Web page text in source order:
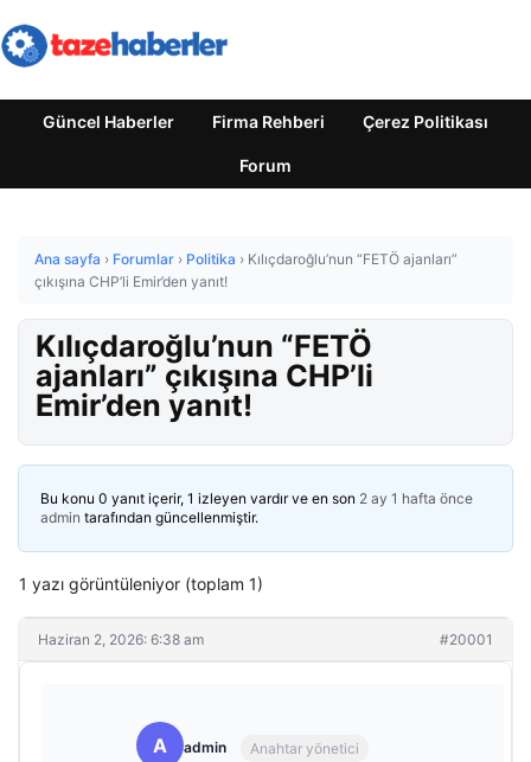
Güncel Haberler Firma Rehberi Çerez Politikası
Forum
Ana sayfa › Forumlar › Politika › Kılıçdaroğlu’nun “FETÖ ajanları”
çıkışına CHP’li Emir’den yanıt!
Kılıçdaroğlu’nun “FETÖ
ajanları” çıkışına CHP’li
Emir’den yanıt!
Bu konu 0 yanıt içerir, 1 izleyen vardır ve en son 2 ay 1 hafta önce
admin tarafından güncellenmiştir.
1 yazı görüntüleniyor (toplam 1)
Haziran 2, 2026: 6:38 am #20001
A admin Anahtar yönetici